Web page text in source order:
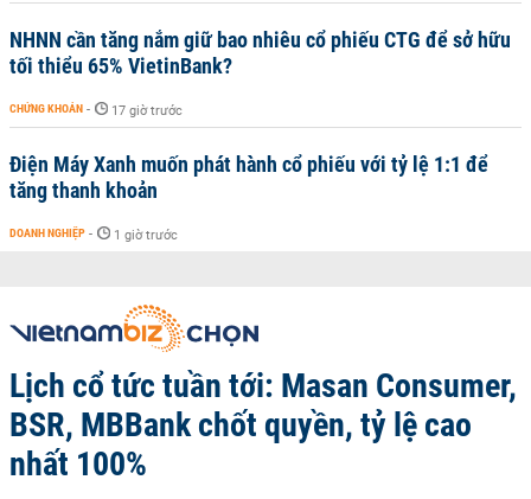
NHNN cần tăng nắm giữ bao nhiêu cổ phiếu CTG để sở hữu
tối thiểu 65% VietinBank?
CHỨNG KHOÁN - 17 giờ trước
Điện Máy Xanh muốn phát hành cổ phiếu với tỷ lệ 1:1 để
tăng thanh khoản
DOANH NGHIỆP - 1 giờ trước
Lịch cổ tức tuần tới: Masan Consumer,
BSR, MBBank chốt quyền, tỷ lệ cao
nhất 100%